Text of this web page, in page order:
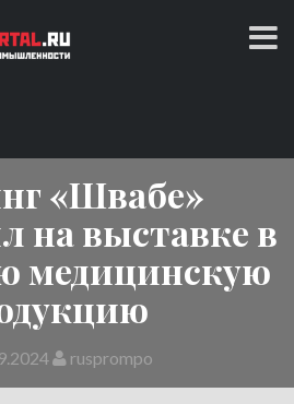
«Швабе»
на выставке в
медицинскую
rusprompo